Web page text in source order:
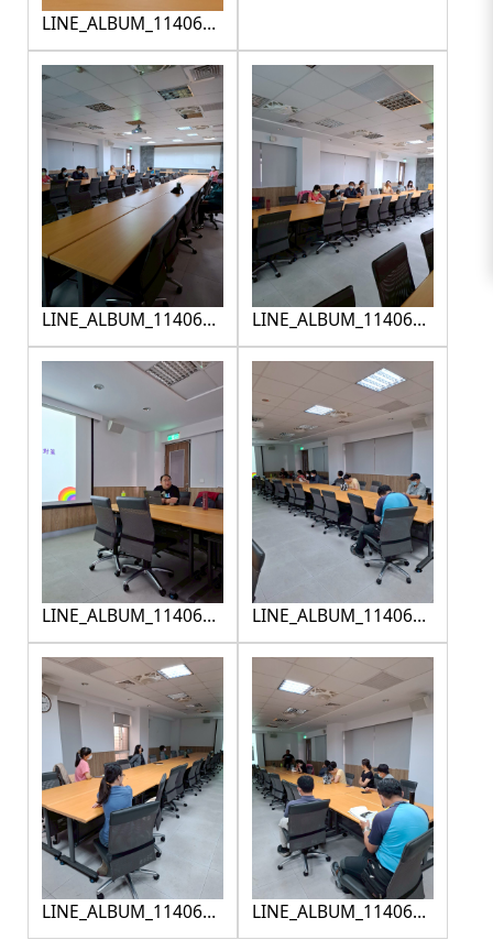
LINE_ALBUM_1140620
性平宣導_250709_1
LINE_ALBUM_1140620
性平宣導_250709_3
LINE_ALBUM_1140620
性平宣導_250709_4
LINE_ALBUM_1140620
性平宣導_250709_5
LINE_ALBUM_1140620
性平宣導_250709_6
LINE_ALBUM_1140620
性平宣導_250709_7
LINE_ALBUM_1140620
性平宣導_250709_8